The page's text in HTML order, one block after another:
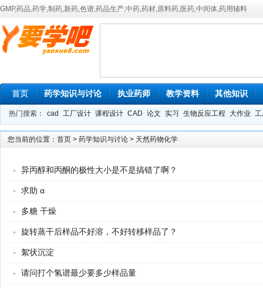
GMP,药品,药学,制药,新药,色谱,药品生产,中药,药材,原料药,医药,中间体,药用辅料
首页 药学知识与讨论 执业药师 教学资料 其他知识
热门搜索： cad 工厂设计 课程设计 CAD 论文 实习 生物反应工程 大作业
您当前的位置： 首页 > 药学知识与讨论 > 天然药物化学
异丙醇和丙酮的极性大小是不是搞错了啊？
求助 α
多糖 干燥
旋转蒸干后样品不好溶，不好转移样品了？
絮状沉淀
请问打个氢谱最少要多少样品量